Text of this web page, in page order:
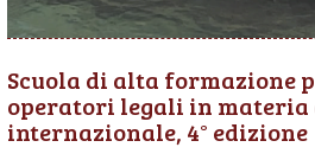
Scuola di alta formazione
operatori legali in materia
internazionale, 4° edizione